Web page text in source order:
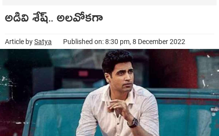
అడివి శేష్.. అలవోకగా
Article bySatya Published on: 8:30 pm, 8 December 2022